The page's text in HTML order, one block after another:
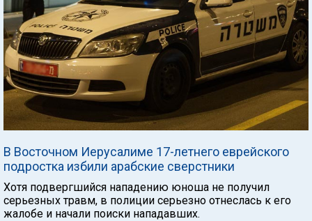
В Восточном Иерусалиме 17-летнего еврейского
подростка избили арабские сверстники
Хотя подвергшийся нападению юноша не получил
серьезных травм, в полиции серьезно отнеслась к его
жалобе и начали поиски нападавших.